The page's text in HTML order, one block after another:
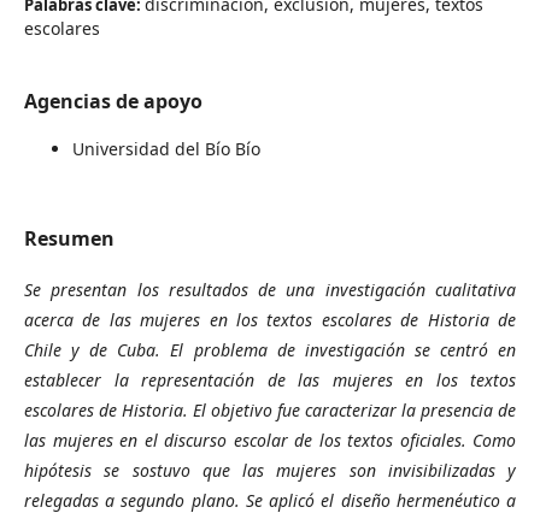
Palabras clave:
escolares
Agencias de apoyo
Universidad del Bío Bío
Resumen
Se presentan los resultados de una investigación cualitativa
acerca de las mujeres en los textos escolares de Historia de
Chile y de Cuba. El problema de investigación se centró en
establecer la representación de las mujeres en los textos
escolares de Historia. El objetivo fue caracterizar la presencia de
las mujeres en el discurso escolar de los textos oficiales. Como
hipótesis se sostuvo que las mujeres son invisibilizadas y
relegadas a segundo plano. Se aplicó el diseño hermenéutico a